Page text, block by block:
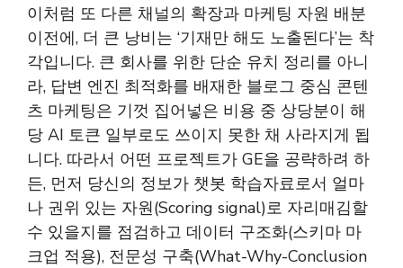
이처럼 또 다른 채널의 확장과 마케팅 자원 배분
이전에, 더 큰 낭비는 ‘기재만 해도 노출된다’는 착
각입니다. 큰 회사를 위한 단순 유치 정리를 아니
라, 답변 엔진 최적화를 배재한 블로그 중심 콘텐
츠 마케팅은 기껏 집어넣은 비용 중 상당분이 해
당 AI 토큰 일부로도 쓰이지 못한 채 사라지게 됩
니다. 따라서 어떤 프로젝트가 GE을 공략하려 하
든, 먼저 당신의 정보가 챗봇 학습자료로서 얼마
나 권위 있는 자원(Scoring signal)로 자리매김할
수 있을지를 점검하고 데이터 구조화(스키마 마
크업 적용), 전문성 구축(What-Why-Conclusion